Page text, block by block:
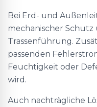
Bei Erd- und
mechanischer Schutz
Trassenführung.
passenden
Feuchtigkeit oder
wird.
Auch nachträgliche